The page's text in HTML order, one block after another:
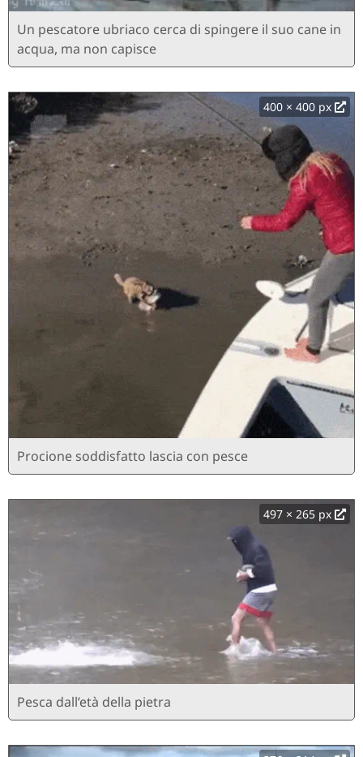
Un pescatore ubriaco cerca di spingere il suo cane in
acqua, ma non capisce
400 × 400 px
Procione soddisfatto lascia con pesce
497 × 265 px
Pesca dall’età della pietra